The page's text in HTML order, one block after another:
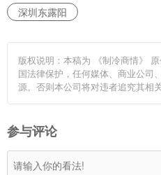
深圳东露阳
版权说明：本稿为 《制冷商情》
国法律保护，任何媒体、商业公司
源。否则本公司将对违者追究其相
参与评论